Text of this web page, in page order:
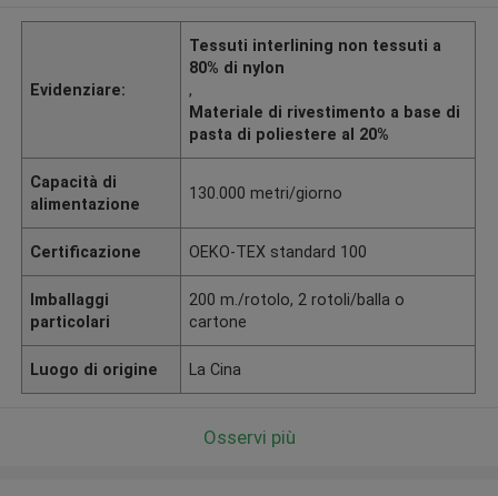
Evidenziare:
Tessuti interlining non tessuti a
80% di nylon
,
Materiale di rivestimento a base di
pasta di poliestere al 20%
Capacità di
alimentazione
130.000 metri/giorno
Certificazione OEKO-TEX standard 100
Imballaggi
particolari
200 m./rotolo, 2 rotoli/balla o
cartone
Luogo di origine La Cina
Osservi più